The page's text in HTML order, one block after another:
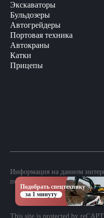
Экскаваторы
Бульдозеры
Автогрейдеры
Портовая техника
Автокраны
Катки
Прицепы
Информация на данном
положениями Статьи 437
This site is protected by
Подобрать спецтехнику
за 1 минуту